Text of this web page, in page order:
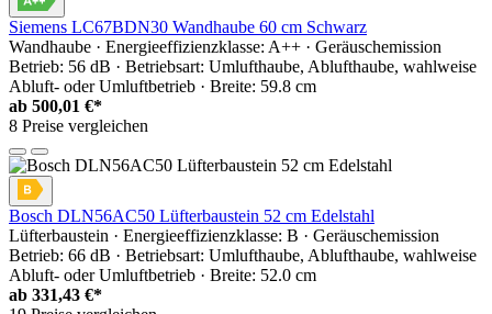
Siemens LC67BDN30 Wandhaube 60 cm Schwarz
Wandhaube · Energieeffizienzklasse: A++ · Geräuschemission
Betrieb: 56 dB · Betriebsart: Umlufthaube, Ablufthaube, wahlweise
Abluft- oder Umluftbetrieb · Breite: 59.8 cm
ab 500,01 €*
8 Preise vergleichen
Bosch DLN56AC50 Lüfterbaustein 52 cm Edelstahl
Lüfterbaustein · Energieeffizienzklasse: B · Geräuschemission
Betrieb: 66 dB · Betriebsart: Umlufthaube, Ablufthaube, wahlweise
Abluft- oder Umluftbetrieb · Breite: 52.0 cm
ab 331,43 €*